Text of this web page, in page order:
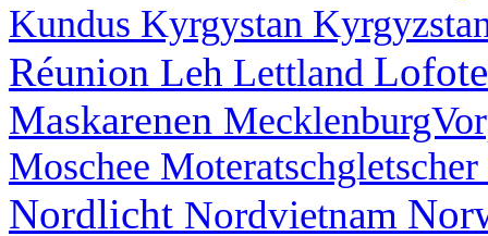
Kundus Kyrgystan
Réunion Leh Lettland
Maskarenen
Moschee Moteratschgletscher
Nordlicht Nordvietnam